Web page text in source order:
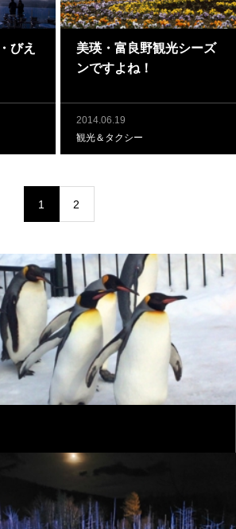
びえ
美瑛・富良野観光シーズ
ンですよね！
2014.06.19
観光＆タクシー
1 2